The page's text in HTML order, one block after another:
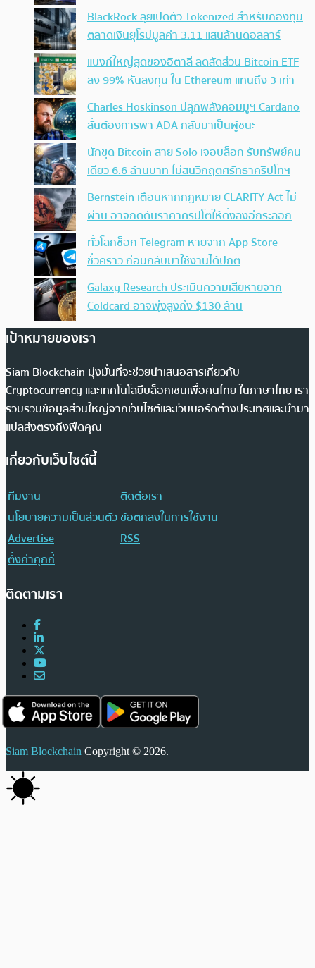
BlackRock ลุยเปิดตัว Tokenized สำหรับกองทุน
ตลาดเงินยุโรปมูลค่า 3.11 แสนล้านดอลลาร์
แบงก์ใหญ่สุดของอิตาลี ลดสัดส่วน Bitcoin ETF
ลง 99% หันลงทุน ใน Ethereum แทนถึง 3 เท่า
Charles Hoskinson ปลุกพลังคอมมูฯ Cardano
ลั่นต้องการพา ADA กลับมาเป็นผู้ชนะ
นักขุด Bitcoin สาย Solo เจอบล็อก รับทรัพย์คน
เดียว 6.6 ล้านบาท ไม่สนวิกฤตศรัทธาคริปโทฯ
Bernstein เตือนหากกฎหมาย CLARITY Act ไม่
ผ่าน อาจกดดันราคาคริปโตให้ดิ่งลงอีกระลอก
ทั่วโลกช็อก Telegram หายจาก App Store
ชั่วคราว ก่อนกลับมาใช้งานได้ปกติ
Galaxy Research ประเมินความเสียหายจาก
Coldcard อาจพุ่งสูงถึง $130 ล้าน
เป้าหมายของเรา
Siam Blockchain มุ่งมั่นที่จะช่วยนำเสนอสารเกี่ยวกับ
Cryptocurrency และเทคโนโลยีบล็อกเชนเพื่อคนไทย ในภาษาไทย เรา
รวบรวมข้อมูลส่วนใหญ่จากเว็บไซต์และเว็บบอร์ดต่างประเทศและนำมา
แปลส่งตรงถึงฟีดคุณ
เกี่ยวกับเว็บไซต์นี้
ทีมงาน
ติดต่อเรา
นโยบายความเป็นส่วนตัวข้อตกลงในการใช้งาน
Advertise
RSS
ตั้งค่าคุกกี้
ติดตามเรา
Siam Blockchain Copyright © 2026.